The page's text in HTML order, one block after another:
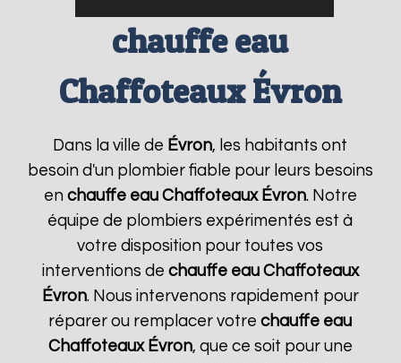
chauffe eau
Chaffoteaux Évron
Dans la ville de Évron, les habitants ont
besoin d'un plombier fiable pour leurs besoins
en chauffe eau Chaffoteaux Évron. Notre
équipe de plombiers expérimentés est à
votre disposition pour toutes vos
interventions de chauffe eau Chaffoteaux
Évron. Nous intervenons rapidement pour
réparer ou remplacer votrechauffe eau
Chaffoteaux Évron, que ce soit pour une